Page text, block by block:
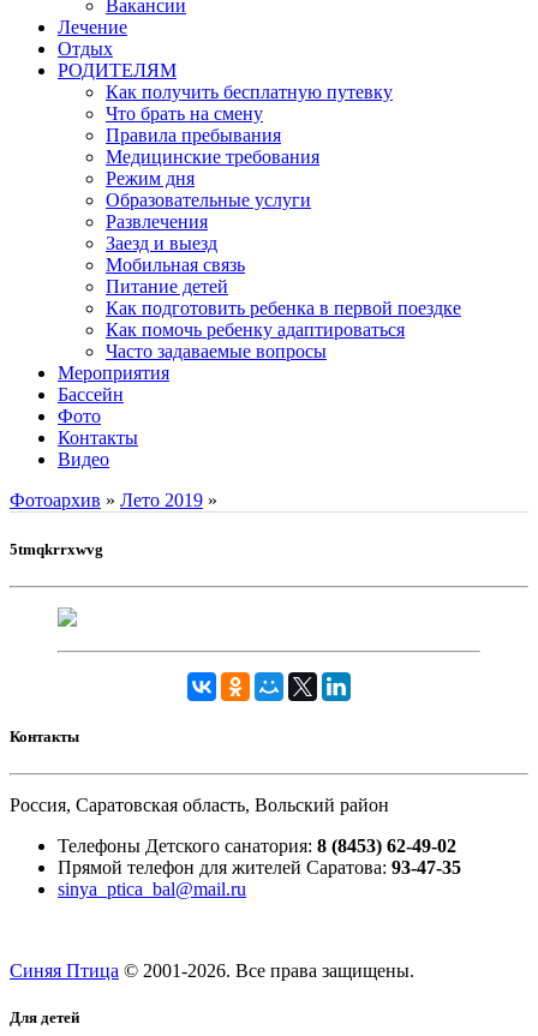
Вакансии
Лечение
Отдых
РОДИТЕЛЯМ
Как получить бесплатную путевку
Что брать на смену
Правила пребывания
Медицинские требования
Режим дня
Образовательные услуги
Развлечения
Заезд и выезд
Мобильная связь
Питание детей
Как подготовить ребенка в первой поездке
Как помочь ребенку адаптироваться
Часто задаваемые вопросы
Мероприятия
Бассейн
Фото
Контакты
Видео
Фотоархив » Лето 2019 »
5tmqkrrxwvg
Контакты
Россия, Саратовская область, Вольский район
Телефоны Детского санатория: 8 (8453) 62-49-02
Прямой телефон для жителей Саратова: 93-47-35
sinya_ptica_bal@mail.ru
Синяя Птица © 2001-2026. Все права защищены.
Для детей